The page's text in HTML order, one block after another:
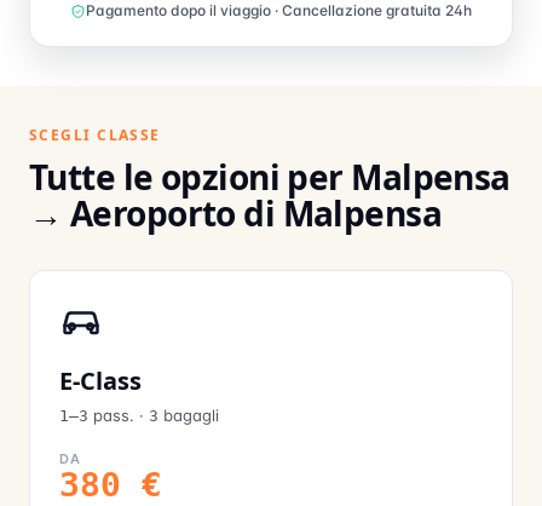
Pagamento dopo il viaggio · Cancellazione gratuita 24h
SCEGLI CLASSE
Tutte le opzioni per Malpensa
→ Aeroporto di Malpensa
E-Class
1–3 pass. · 3 bagagli
DA
380 €